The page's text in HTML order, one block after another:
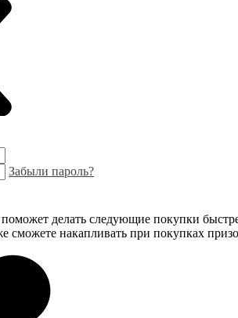
Забыли пароль?
делать следующие покупки
сможете накапливать при покупках